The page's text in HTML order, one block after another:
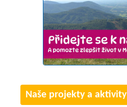
Naše projekty a aktivity